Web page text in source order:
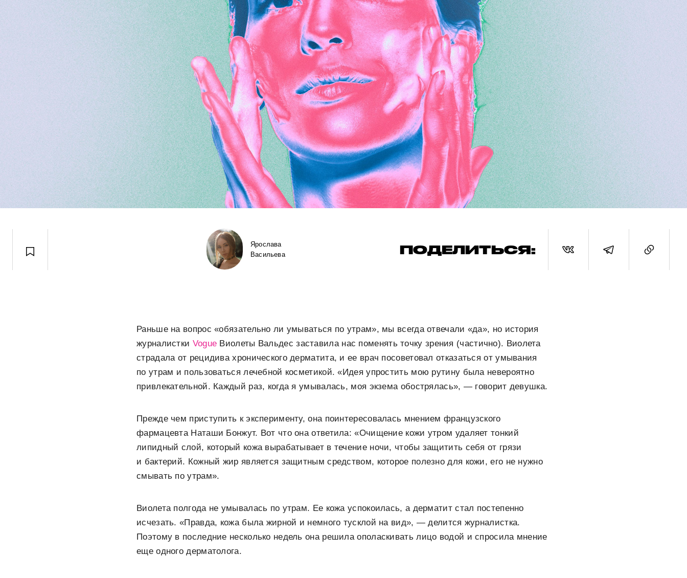
Ярослава
Васильева
ПОДЕЛИТЬСЯ:
Раньше на вопрос «обязательно ли умываться по утрам», мы всегда отвечали «да», но история
журналистки Vogue Виолеты Вальдес заставила нас поменять точку зрения (частично). Виолета
страдала от рецидива хронического дерматита, и ее врач посоветовал отказаться от умывания
по утрам и пользоваться лечебной косметикой. «Идея упростить мою рутину была невероятно
привлекательной. Каждый раз, когда я умывалась, моя экзема обострялась», — говорит девушка.
Прежде чем приступить к эксперименту, она поинтересовалась мнением французского
фармацевта Наташи Бонжут. Вот что она ответила: «Очищение кожи утром удаляет тонкий
липидный слой, который кожа вырабатывает в течение ночи, чтобы защитить себя от грязи
и бактерий. Кожный жир является защитным средством, которое полезно для кожи, его не нужно
смывать по утрам».
Виолета полгода не умывалась по утрам. Ее кожа успокоилась, а дерматит стал постепенно
исчезать. «Правда, кожа была жирной и немного тусклой на вид», — делится журналистка.
Поэтому в последние несколько недель она решила ополаскивать лицо водой и спросила мнение
еще одного дерматолога.